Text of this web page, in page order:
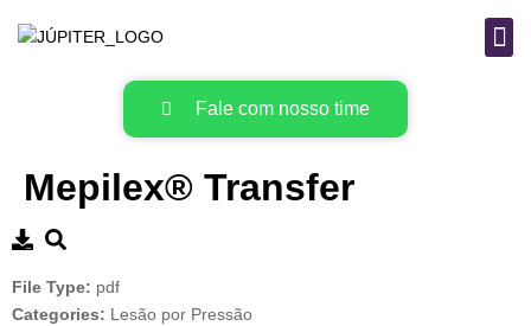
Fale com nosso time
Mepilex® Transfer
File Type: pdf
Categories: Lesão por Pressão